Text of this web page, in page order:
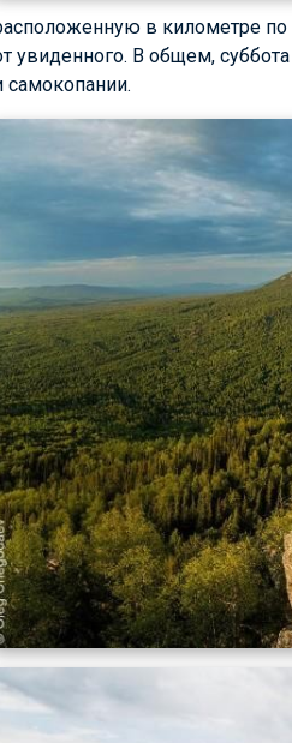
в километре по
увиденного. В общем,
самокопании.